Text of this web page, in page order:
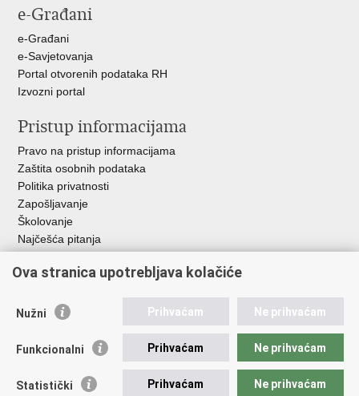
Facebooku
X-
e-Građani
e-Građani
e-Savjetovanja
Portal otvorenih podataka RH
Izvozni portal
Pristup informacijama
Pravo na pristup informacijama
Zaštita osobnih podataka
Politika privatnosti
Zapošljavanje
Školovanje
Najčešća pitanja
Važne poveznice
EMN Nacionalna kontaktna točka za Republiku Hrvatsku
Policijska akademija
Zaklada policijske solidarnosti
Ova stranica upotrebljava kolačiće
Nužni Prihvaćam Ne prihvaćam
Funkcionalni Prihvaćam Ne prihvaćam
Statistički Prihvaćam Ne prihvaćam